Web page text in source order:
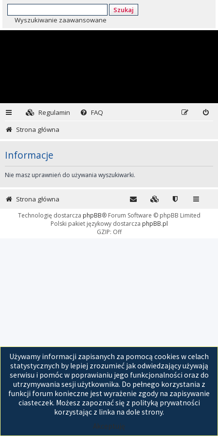
Szukaj
Wyszukiwanie zaawansowane
Regulamin
FAQ
Strona główna
Informacje
Nie masz uprawnień do używania wyszukiwarki.
Używamy informacji zapisanych za pomocą cookies w celach
statystycznych by lepiej zrozumieć jak odwiedzający używają
serwisu i pomóc w poprawianiu jego funkcjonalności oraz do
utrzymywania sesji użytkownika. Do pełnego korzystania z
funkcji forum konieczne jest wyrażenie zgody na zapisywanie
ciasteczek. Możesz zapoznać się z polityką prywatności
korzystając z linka na dole strony.
Akceptuję
Strona główna
Technologię dostarcza phpBB® Forum Software © phpBB Limited
Polski pakiet językowy dostarcza phpBB.pl
GZIP: Off